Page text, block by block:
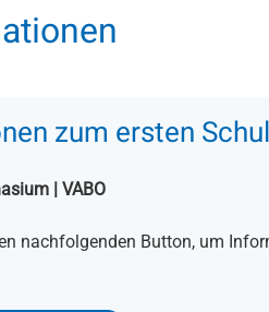
zum ersten
| VABO
nachfolgenden Button, um